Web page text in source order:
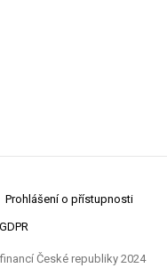
Prohlášení o přístupnosti
GDPR
České republiky 2024